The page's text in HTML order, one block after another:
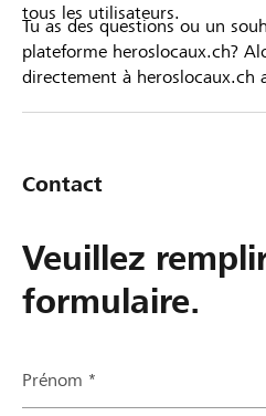
tous les utilisateurs.
Tu as des questions ou un
plateforme heroslocaux.ch?
directement à heroslocaux.ch
Contact
Veuillez
formulaire.
Prénom *